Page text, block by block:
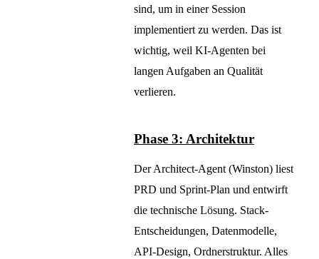
sind, um in einer Session
implementiert zu werden. Das ist
wichtig, weil KI-Agenten bei
langen Aufgaben an Qualität
verlieren.
Phase 3: Architektur
Der Architect-Agent (Winston) liest
PRD und Sprint-Plan und entwirft
die technische Lösung. Stack-
Entscheidungen, Datenmodelle,
API-Design, Ordnerstruktur. Alles